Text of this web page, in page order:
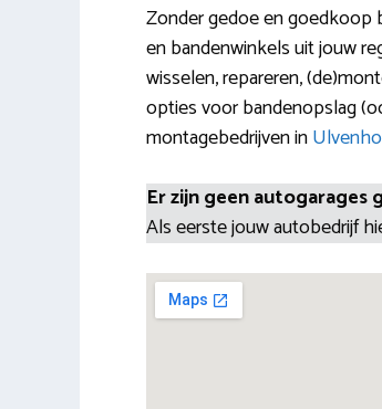
Zonder gedoe en goedkoop
en bandenwinkels uit jouw
wisselen, repareren,
opties voor bandenopslag
montagebedrijven in
Er zijn geen autogarages
Als eerste jouw autobedrijf